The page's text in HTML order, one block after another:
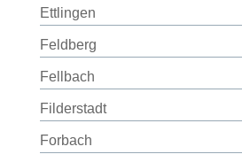
Ettlingen
Feldberg
Fellbach
Filderstadt
Forbach